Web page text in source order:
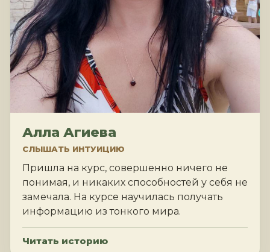
Алла Агиева
СЛЫШАТЬ ИНТУИЦИЮ
Пришла на курс, совершенно ничего не
понимая, и никаких способностей у себя не
замечала. На курсе научилась получать
информацию из тонкого мира.
Читать историю